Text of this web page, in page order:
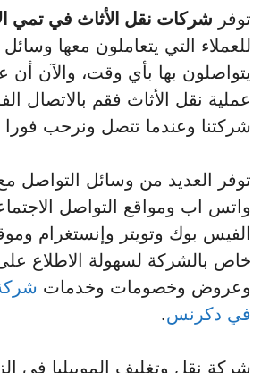
توفر شركات نقل الأثاث في تمي
للعملاء التي يتعاملون معها
يتواصلون بها بأي وقت، والآن أن
عملية نقل الأثاث فقم بالاتصال
شركتنا وعندما تتصل ونرحب فورا
توفر العديد من وسائل التواصل
واتس اب ومواقع التواصل
الفيس بوك وتويتر وإنستغرام
خاص بالشركة لسهولة الاطلاع
وعروض وخصومات وخدمات
في دكرنس.
شركة نقل وتغليف الموبيليا في